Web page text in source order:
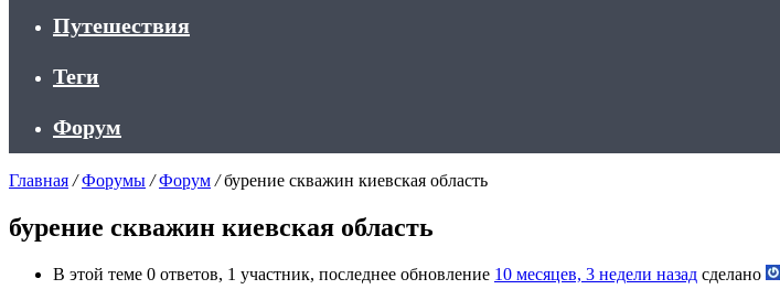
Путешествия
Теги
Форум
Главная / Форумы / Форум / бурение скважин киевская область
бурение скважин киевская область
В этой теме 0 ответов, 1 участник, последнее обновление 10 месяцев, 3 недели назад сделано